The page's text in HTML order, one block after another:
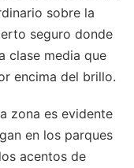
sobre la
seguro donde
clase media que
encima del brillo.
zona es evidente
en los parques
acentos de